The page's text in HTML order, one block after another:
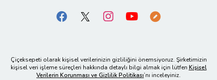
Çiçeksepeti olarak kişisel verilerinizin gizliliğini önemsiyoruz. Şirketimizin
kişisel veri işleme süreçleri hakkında detaylı bilgi almak için lütfen Kişisel
Verilerin Korunması ve Gizlilik Politikası’nı inceleyiniz.